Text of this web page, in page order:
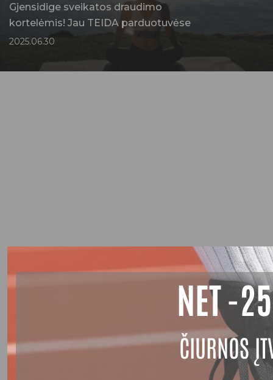
Gjensidige sveikatos draudimo
kortelėmis! Jau TEIDA parduotuvėse
2025.06.30
NET -
ČIURNOS